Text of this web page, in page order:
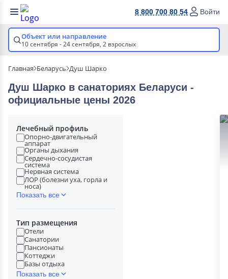
8 800 700 80 54 Войти
Объект или направление
10 сентября - 24 сентября, 2 взрослых
Главная Беларусь Душ Шарко
Душ Шарко в cанаториях Беларуси -
официальные цены 2026
Лечебный профиль
Опорно-двигательный
аппарат
Органы дыхания
Сердечно-сосудистая
система
Нервная система
ЛОР (болезни уха, горла и
носа)
Показать все
Тип размещения
Отели
Санатории
Пансионаты
Коттеджи
Базы отдыха
Показать все